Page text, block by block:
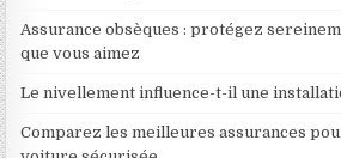
Assurance obsèques : protégez
que vous aimez
Le nivellement influence-t-il une
Comparez les meilleures assurances